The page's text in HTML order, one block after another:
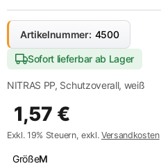
Artikelnummer: 4500
Sofort lieferbar ab Lager
NITRAS PP, Schutzoverall, weiß
1,57 €
Exkl. 19% Steuern, exkl. Versandkosten
GrößeM